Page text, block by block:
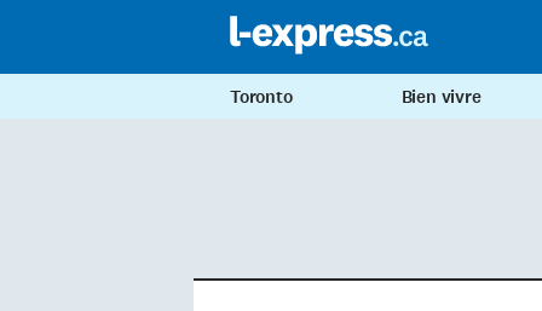
Toronto Bien vivre